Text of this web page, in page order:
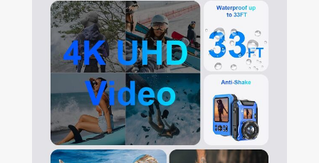
pour tous les
amateurs de
photographie. Avec
le zoom
numérique 16x,
vous pouvez
facilement
capturer des
paysages à couper
le souffle à
distance. Que vous